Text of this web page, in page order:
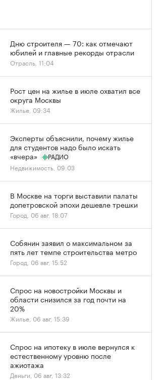
Дню строителя — 70: как отмечают
юбилей и главные рекорды отрасли
Отрасль, 11:04
Рост цен на жилье в июле охватил все
округа Москвы
Жилье, 09:34
Эксперты объяснили, почему жилье
для студентов надо было искать
«вчера»
РАДИО
Недвижимость, 09:03
В Москве на торги выставили палаты
допетровской эпохи дешевле трешки
Город, 06 авг, 18:07
Собянин заявил о максимальном за
пять лет темпе строительства метро
Город, 06 авг, 15:52
Спрос на новостройки Москвы и
области снизился за год почти на
20%
Жилье, 06 авг, 15:39
Спрос на ипотеку в июле вернулся к
естественному уровню после
ажиотажа
Деньги, 06 авг, 13:32